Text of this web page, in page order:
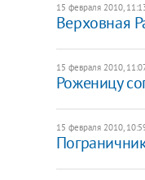
15 февраля 2010,
Верховная
15 февраля 2010,
Роженицу
15 февраля 2010,